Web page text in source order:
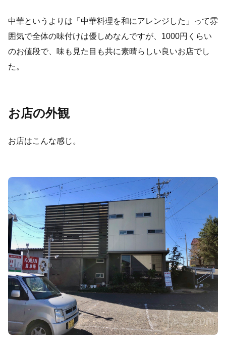
中華というよりは「中華料理を和にアレンジした」って雰
囲気で全体の味付けは優しめなんですが、1000円くらい
のお値段で、味も見た目も共に素晴らしい良いお店でし
た。
お店の外観
お店はこんな感じ。